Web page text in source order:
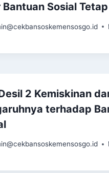
Bantuan Sosial
2 Kemiskinan
terhadap